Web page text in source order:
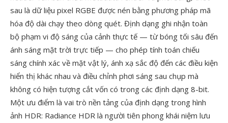
sau là dữ liệu pixel RGBE được nén bằng phương pháp mã
hóa độ dài chạy theo dòng quét. Định dạng ghi nhận toàn
bộ phạm vi độ sáng của cảnh thực tế — từ bóng tối sâu đến
ánh sáng mặt trời trực tiếp — cho phép tính toán chiếu
sáng chính xác về mặt vật lý, ánh xạ sắc độ đến các điều kiện
hiển thị khác nhau và điều chỉnh phơi sáng sau chụp mà
không có hiện tượng cắt vốn có trong các định dạng 8-bit.
Một ưu điểm là vai trò nền tảng của định dạng trong hình
ảnh HDR: Radiance HDR là người tiên phong khái niệm lưu